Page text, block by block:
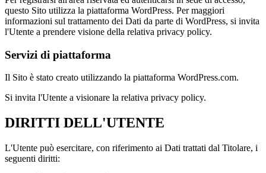
questo Sito utilizza la piattaforma WordPress. Per maggiori
informazioni sul trattamento dei Dati da parte di WordPress, si invita
l'Utente a prendere visione della relativa privacy policy.
Servizi di piattaforma
Il Sito è stato creato utilizzando la piattaforma WordPress.com.
Si invita l'Utente a visionare la relativa privacy policy.
DIRITTI DELL'UTENTE
L'Utente può esercitare, con riferimento ai Dati trattati dal Titolare, i
seguenti diritti: